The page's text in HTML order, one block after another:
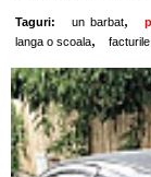
Taguri: un barbat,
langa o scoala,